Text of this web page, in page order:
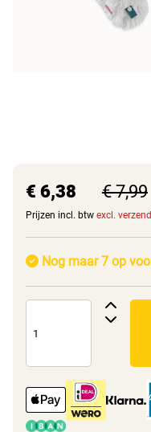
€ 6,38 € 7,99
Prijzen incl. btw excl.
Nog maar 7 op